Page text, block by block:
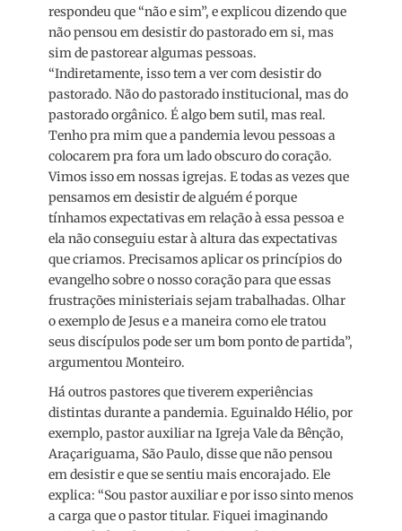
respondeu que “não e sim”, e explicou dizendo que
não pensou em desistir do pastorado em si, mas
sim de pastorear algumas pessoas.
“Indiretamente, isso tem a ver com desistir do
pastorado. Não do pastorado institucional, mas do
pastorado orgânico. É algo bem sutil, mas real.
Tenho pra mim que a pandemia levou pessoas a
colocarem pra fora um lado obscuro do coração.
Vimos isso em nossas igrejas. E todas as vezes que
pensamos em desistir de alguém é porque
tínhamos expectativas em relação à essa pessoa e
ela não conseguiu estar à altura das expectativas
que criamos. Precisamos aplicar os princípios do
evangelho sobre o nosso coração para que essas
frustrações ministeriais sejam trabalhadas. Olhar
o exemplo de Jesus e a maneira como ele tratou
seus discípulos pode ser um bom ponto de partida”,
argumentou Monteiro.
Há outros pastores que tiverem experiências
distintas durante a pandemia. Eguinaldo Hélio, por
exemplo, pastor auxiliar na Igreja Vale da Bênção,
Araçariguama, São Paulo, disse que não pensou
em desistir e que se sentiu mais encorajado. Ele
explica: “Sou pastor auxiliar e por isso sinto menos
a carga que o pastor titular. Fiquei imaginando